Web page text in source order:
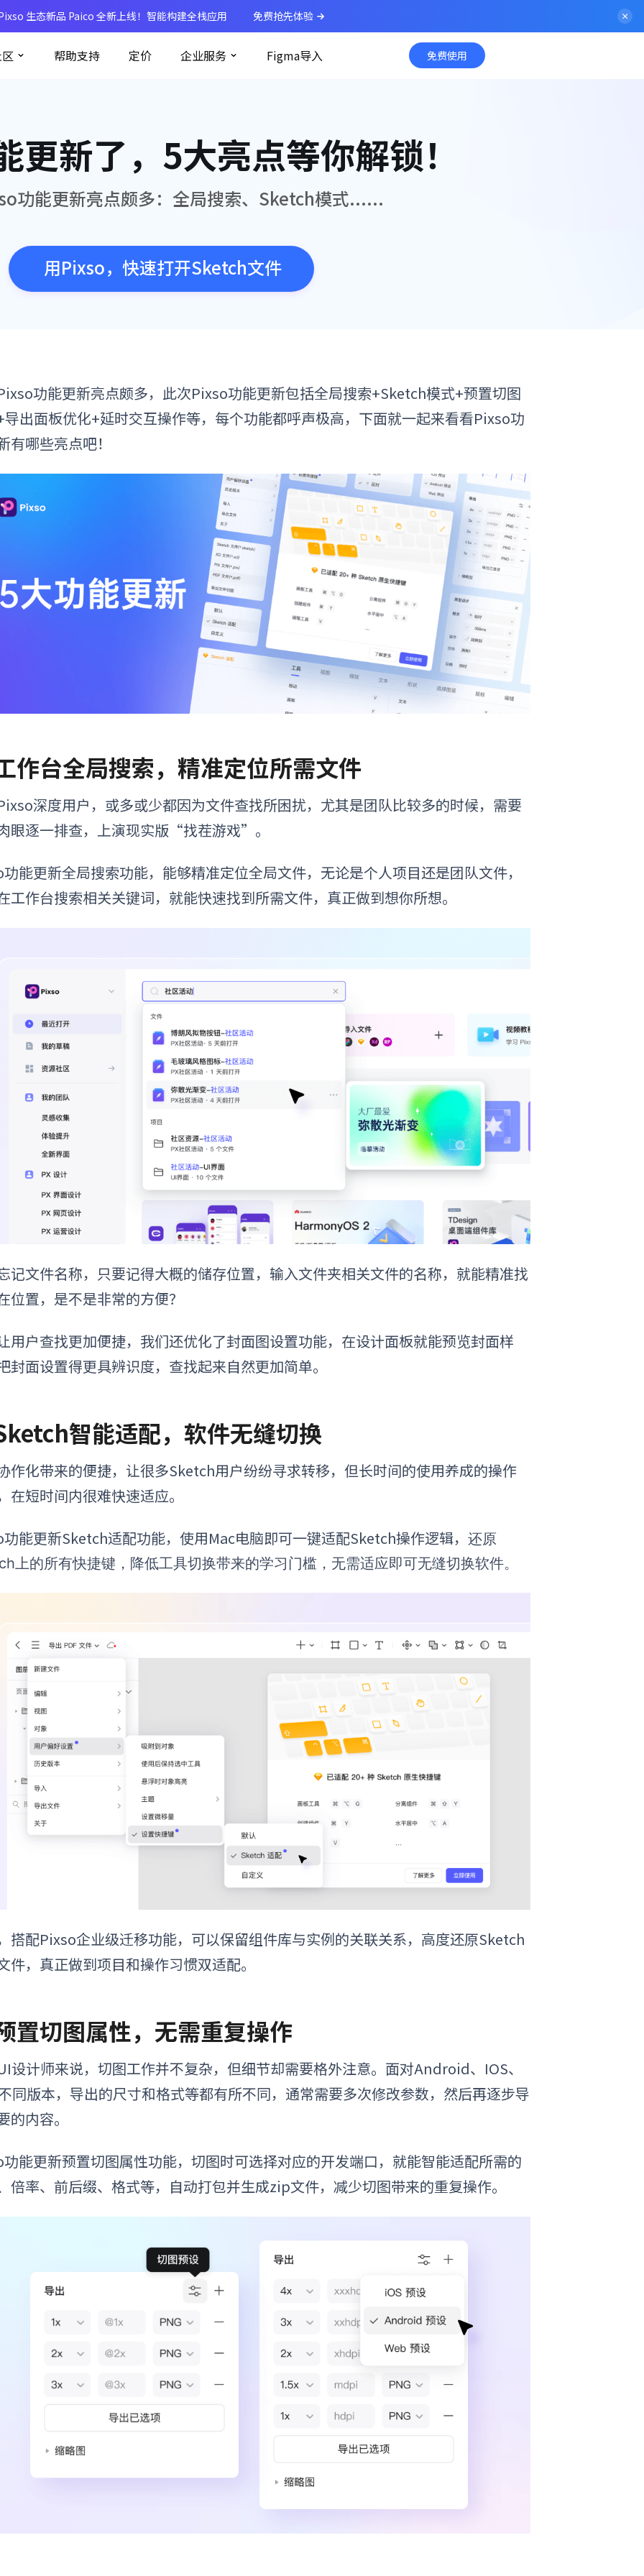
生态新品 Paico 全新上线！智能构建全栈应用 免费抢先体验
帮助支持 定价 企业服务 Figma导入 免费使用
更新了，5大亮点等你解锁！
功能更新亮点颇多：全局搜索、Sketch模式......
用Pixso，快速打开Sketch文件
功能更新亮点颇多，此次Pixso功能更新包括全局搜索+Sketch模式+预置切图
导出面板优化+延时交互操作等，每个功能都呼声极高，下面就一起来看看Pixso功
有哪些亮点吧！
作台全局搜索，精准定位所需文件
深度用户，或多或少都因为文件查找所困扰，尤其是团队比较多的时候，需要
眼逐一排查，上演现实版“找茬游戏”。
能更新全局搜索功能，能够精准定位全局文件，无论是个人项目还是团队文件，
工作台搜索相关关键词，就能快速找到所需文件，真正做到想你所想。
记文件名称，只要记得大概的储存位置，输入文件夹相关文件的名称，就能精准找
位置，是不是非常的方便？
用户查找更加便捷，我们还优化了封面图设置功能，在设计面板就能预览封面样
封面设置得更具辨识度，查找起来自然更加简单。
智能适配，软件无缝切换
作化带来的便捷，让很多Sketch用户纷纷寻求转移，但长时间的使用养成的操作
在短时间内很难快速适应。
能更新Sketch适配功能，使用Mac电脑即可一键适配Sketch操作逻辑，还原
上的所有快捷键，降低工具切换带来的学习门槛，无需适应即可无缝切换软件。
搭配Pixso企业级迁移功能，可以保留组件库与实例的关联关系，高度还原Sketch
件，真正做到项目和操作习惯双适配。
置切图属性，无需重复操作
设计师来说，切图工作并不复杂，但细节却需要格外注意。面对Android、IOS、
同版本，导出的尺寸和格式等都有所不同，通常需要多次修改参数，然后再逐步导
的内容。
能更新预置切图属性功能，切图时可选择对应的开发端口，就能智能适配所需的
倍率、前后缀、格式等，自动打包并生成zip文件，减少切图带来的重复操作。